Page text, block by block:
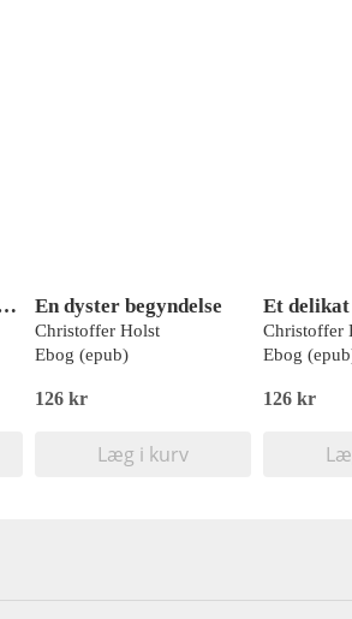
sommerdrømme En dyster begyndelse
Christoffer Holst
Ebog (epub)
126 kr
Læg i kurv
Et
Christoffer
Ebog
126 kr